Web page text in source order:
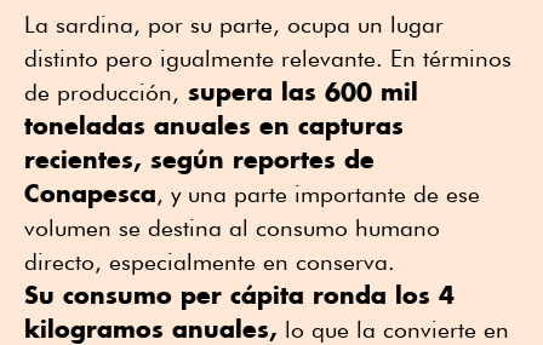
La sardina, por su parte, ocupa un lugar
distinto pero igualmente relevante. En términos
de producción, supera las 600 mil
toneladas anuales en capturas
recientes, según reportes de
Conapesca, y una parte importante de ese
volumen se destina al consumo humano
directo, especialmente en conserva.
Su consumo per cápita ronda los 4
kilogramos anuales, lo que la convierte en